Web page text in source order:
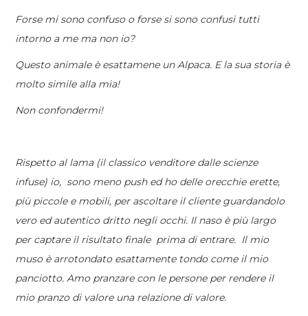
Forse mi sono confuso o forse si sono confusi tutti
intorno a me ma non io?
Questo animale è esattamene un Alpaca. E la sua storia è
molto simile alla mia!
Non confondermi!
Rispetto al lama (il classico venditore dalle scienze
infuse) io, sono meno push ed ho delle orecchie erette,
più piccole e mobili, per ascoltare il cliente guardandolo
vero ed autentico dritto negli occhi. Il naso è più largo
per captare il risultato finale prima di entrare. Il mio
muso è arrotondato esattamente tondo come il mio
panciotto. Amo pranzare con le persone per rendere il
mio pranzo di valore una relazione di valore.